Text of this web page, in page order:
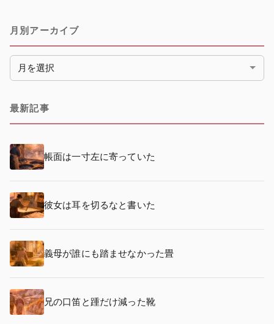
月別アーカイブ
月別アーカイブ
最新記事
帳面は一寸左に寄っていた
彼女は耳を切るなと書いた
義母が誰にも踏ませなかった畳
兄の口笛と踵だけ減った靴